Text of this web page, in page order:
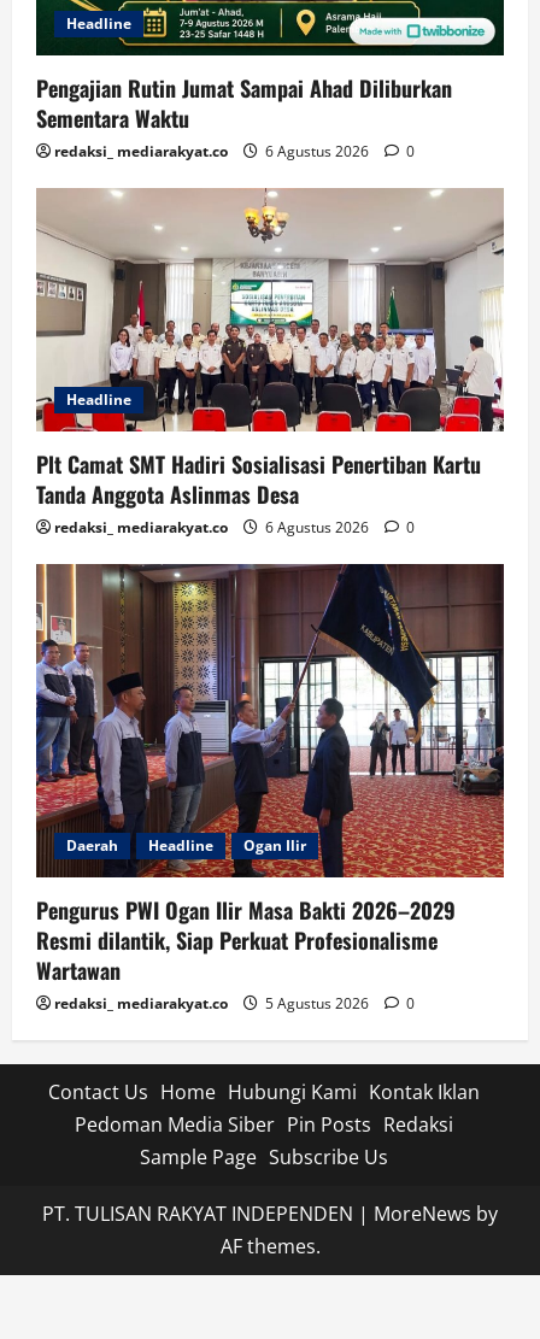
Headline
Pengajian Rutin Jumat Sampai Ahad Diliburkan
Sementara Waktu
redaksi_ mediarakyat.co 6 Agustus 2026 0
Headline
Plt Camat SMT Hadiri Sosialisasi Penertiban Kartu
Tanda Anggota Aslinmas Desa
redaksi_ mediarakyat.co 6 Agustus 2026 0
Daerah Headline Ogan Ilir
Pengurus PWI Ogan Ilir Masa Bakti 2026–2029
Resmi dilantik, Siap Perkuat Profesionalisme
Wartawan
redaksi_ mediarakyat.co 5 Agustus 2026 0
Contact Us Home Hubungi Kami Kontak Iklan
Pedoman Media Siber Pin Posts Redaksi
Sample Page Subscribe Us
PT. TULISAN RAKYAT INDEPENDEN | MoreNews by
AF themes.